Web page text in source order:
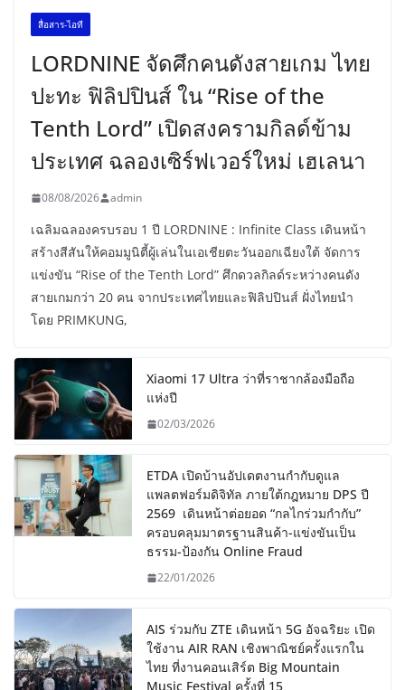
สื่อสาร-ไอที
LORDNINE จัดศึกคนดังสายเกม ไทย
ปะทะ ฟิลิปปินส์ ใน “Rise of the
Tenth Lord” เปิดสงครามกิลด์ข้าม
ประเทศ ฉลองเซิร์ฟเวอร์ใหม่ เฮเลนา
08/08/2026 admin
เฉลิมฉลองครบรอบ 1 ปี LORDNINE : Infinite Class เดินหน้า
สร้างสีสันให้คอมมูนิตี้ผู้เล่นในเอเชียตะวันออกเฉียงใต้ จัดการ
แข่งขัน “Rise of the Tenth Lord” ศึกดวลกิลด์ระหว่างคนดัง
สายเกมกว่า 20 คน จากประเทศไทยและฟิลิปปินส์ ฝั่งไทยนำ
โดย PRIMKUNG,
Xiaomi 17 Ultra ว่าที่ราชากล้องมือถือ
แห่งปี
02/03/2026
ETDA เปิดบ้านอัปเดตงานกำกับดูแล
แพลตฟอร์มดิจิทัล ภายใต้กฎหมาย DPS ปี
2569 เดินหน้าต่อยอด “กลไกร่วมกำกับ”
ครอบคลุมมาตรฐานสินค้า-แข่งขันเป็น
ธรรม-ป้องกัน Online Fraud
22/01/2026
AIS ร่วมกับ ZTE เดินหน้า 5G อัจฉริยะ เปิด
ใช้งาน AIR RAN เชิงพาณิชย์ครั้งแรกใน
ไทย ที่งานคอนเสิร์ต Big Mountain
Music Festival ครั้งที่ 15